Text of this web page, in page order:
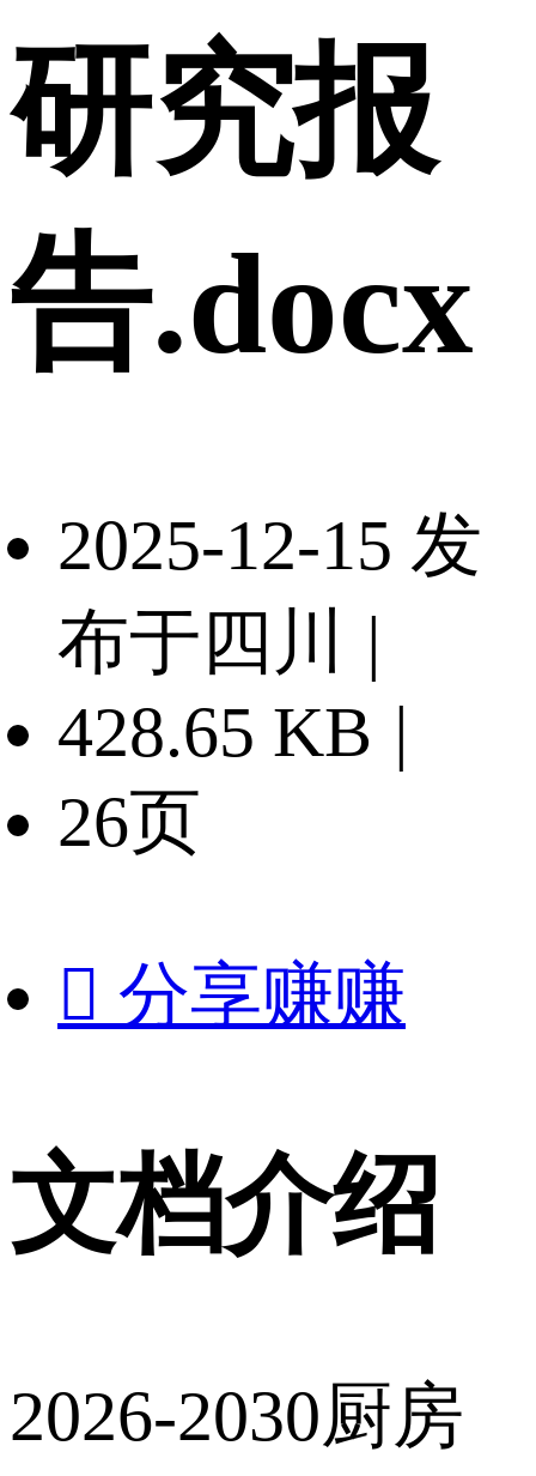
研究报
告.docx
2025-12-15 发
布于四川
|
428.65 KB |
26页
 分享赚赚
文档介绍
2026-2030厨房